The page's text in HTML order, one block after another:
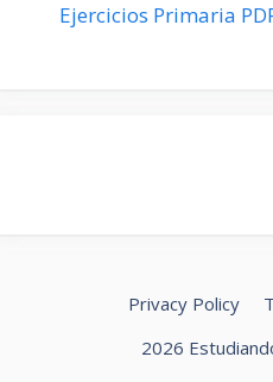
Ejercicios Primaria
Privacy Policy
2026